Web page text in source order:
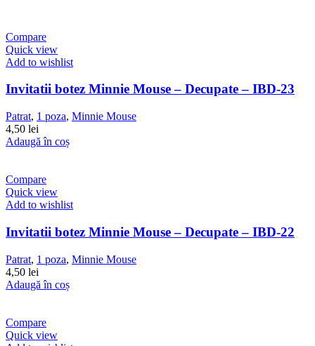
Compare
Quick view
Add to wishlist
Invitatii botez Minnie Mouse – Decupate – IBD-23
Patrat, 1 poza, Minnie Mouse
4,50 lei
Adaugă în coș
Compare
Quick view
Add to wishlist
Invitatii botez Minnie Mouse – Decupate – IBD-22
Patrat, 1 poza, Minnie Mouse
4,50 lei
Adaugă în coș
Compare
Quick view